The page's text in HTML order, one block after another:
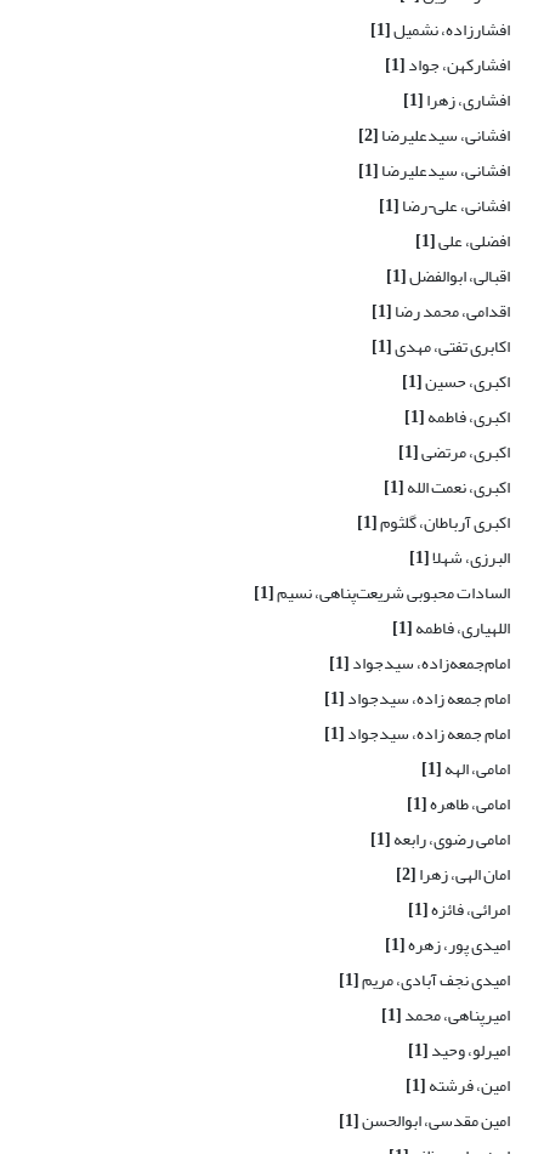
افشارزاده، نشمیل[1]
افشارکهن، جواد[1]
افشاری، زهرا[1]
افشانی، سیدعلیرضا[2]
افشانی، سیدعلیرضا[1]
افشانی، علی¬رضا[1]
افضلی، علی[1]
اقبالی، ابوالفضل[1]
اقدامی، محمد رضا[1]
اکابری تفتی، مهدی[1]
اکبری، حسین[1]
اکبری، فاطمه[1]
اکبری، مرتضی[1]
اکبری، نعمت الله[1]
اکبری آرباطان، گلثوم[1]
البرزی، شهلا[1]
السادات محبوبی شریعت‌پناهی، نسیم[1]
اللهیاری، فاطمه[1]
امام‌جمعه‌زاده، سیدجواد[1]
امام جمعه زاده، سیدجواد[1]
امام جمعه زاده، سیدجواد[1]
امامی، الهه[1]
امامی، طاهره[1]
امامی رضوی، رابعه[1]
امان الهی، زهرا[2]
امرائی، فائزه[1]
امیدی پور، زهره[1]
امیدی نجف آبادی، مریم[1]
امیرپناهی، محمد[1]
امیرلو، وحید[1]
امین، فرشته[1]
امین مقدسی، ابوالحسن[1]